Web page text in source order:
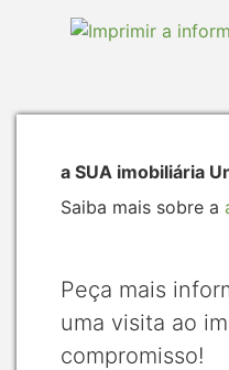
a SUA imobiliária
Saiba mais sobre a
Peça mais
uma visita ao
compromisso!